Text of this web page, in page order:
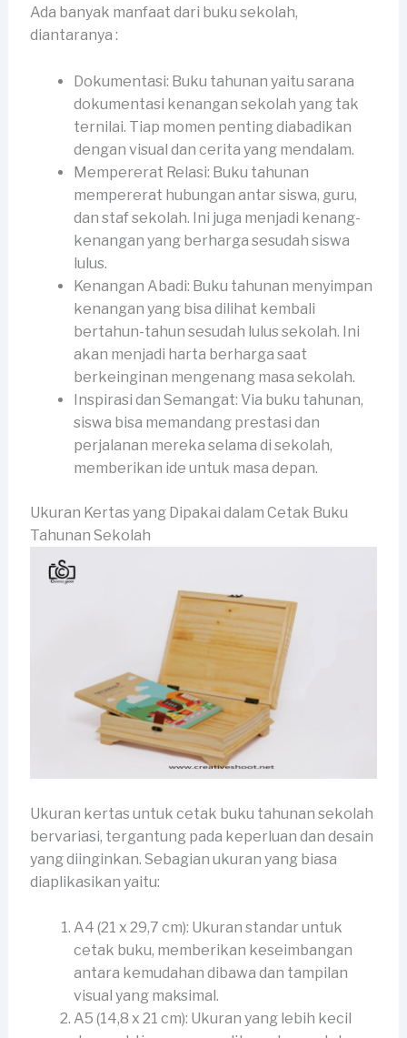
Ada banyak manfaat dari buku sekolah,
diantaranya :
Dokumentasi: Buku tahunan yaitu sarana
dokumentasi kenangan sekolah yang tak
ternilai. Tiap momen penting diabadikan
dengan visual dan cerita yang mendalam.
Mempererat Relasi: Buku tahunan
mempererat hubungan antar siswa, guru,
dan staf sekolah. Ini juga menjadi kenang-
kenangan yang berharga sesudah siswa
lulus.
Kenangan Abadi: Buku tahunan menyimpan
kenangan yang bisa dilihat kembali
bertahun-tahun sesudah lulus sekolah. Ini
akan menjadi harta berharga saat
berkeinginan mengenang masa sekolah.
Inspirasi dan Semangat: Via buku tahunan,
siswa bisa memandang prestasi dan
perjalanan mereka selama di sekolah,
memberikan ide untuk masa depan.
Ukuran Kertas yang Dipakai dalam Cetak Buku
Tahunan Sekolah
Ukuran kertas untuk cetak buku tahunan sekolah
bervariasi, tergantung pada keperluan dan desain
yang diinginkan. Sebagian ukuran yang biasa
diaplikasikan yaitu:
A4 (21 x 29,7 cm): Ukuran standar untuk
cetak buku, memberikan keseimbangan
antara kemudahan dibawa dan tampilan
visual yang maksimal.
A5 (14,8 x 21 cm): Ukuran yang lebih kecil